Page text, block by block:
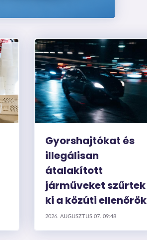
Gyorshajtókat és
illegálisan
átalakított
járműveket szűrtek
ki a közúti ellenőrök
2026. AUGUSZTUS 07. 09:48